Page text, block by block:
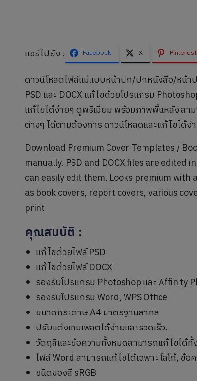
แชร์ไปยัง : Facebook X Pinterest
ดาวน์โหลดไฟล์แม่แบบหน้าปก/ปกหนังสือ/หน้า
PSD และ DOCX แก้ไขด้วยโปรแกรม
แก้ไขได้ง่ายๆ ดูพรีเมี่ยม พร้อมภาพพื้นหลัง สา
ต่างๆ ได้ตามต้องการ ดาวน์โหลดและแก้ไขได้
Download Premium Cover Templates /
manually. PSD and DOCX files are edited
can easily edit them. Looks premium with
as book covers, report covers, various
print
คุณสมบัติ :
แก้ไขด้วยไฟล์ PSD
แก้ไขด้วยไฟล์ DOCX
รองรับโปรแกรม Photoshop และ Affinity
รองรับโปรแกรม Word, WPS Office
ขนาดกระดาษ A4 มาตรฐานสากล
ปรับแต่งเทมเพลตได้ง่ายและรวดเร็ว.
วัตถุสีและข้อความทั้งหมดสามารถแก้ไขได้ทั้
ไฟล์ Word สามารถแก้ไขได้เฉพาะ โลโก้, ข้
ชนิดของสี sRGB